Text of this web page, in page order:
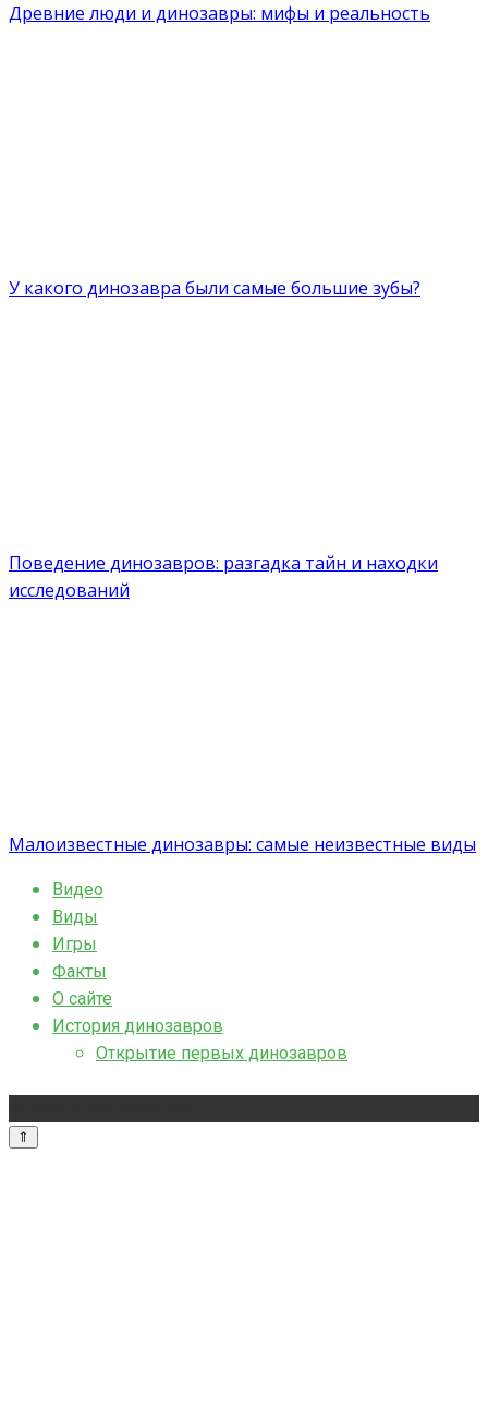
Древние люди и динозавры: мифы и реальность
У какого динозавра были самые большие зубы?
Поведение динозавров: разгадка тайн и находки
исследований
Малоизвестные динозавры: самые неизвестные виды
Видео
Виды
Игры
Факты
О сайте
История динозавров
Открытие первых динозавров